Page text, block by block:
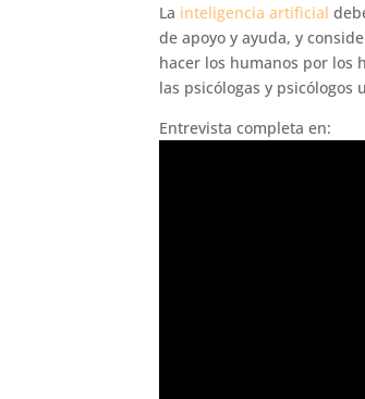
La inteligencia artificial
de apoyo y ayuda, y
hacer los humanos por los
las psicólogas y
Entrevista completa en: